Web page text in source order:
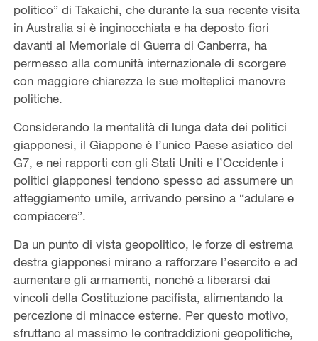
politico” di Takaichi, che durante la sua recente visita
in Australia si è inginocchiata e ha deposto fiori
davanti al Memoriale di Guerra di Canberra, ha
permesso alla comunità internazionale di scorgere
con maggiore chiarezza le sue molteplici manovre
politiche.
Considerando la mentalità di lunga data dei politici
giapponesi, il Giappone è l’unico Paese asiatico del
G7, e nei rapporti con gli Stati Uniti e l’Occidente i
politici giapponesi tendono spesso ad assumere un
atteggiamento umile, arrivando persino a “adulare e
compiacere”.
Da un punto di vista geopolitico, le forze di estrema
destra giapponesi mirano a rafforzare l’esercito e ad
aumentare gli armamenti, nonché a liberarsi dai
vincoli della Costituzione pacifista, alimentando la
percezione di minacce esterne. Per questo motivo,
sfruttano al massimo le contraddizioni geopolitiche,